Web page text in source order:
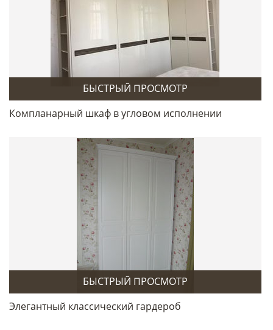
БЫСТРЫЙ ПРОСМОТР
Компланарный шкаф в угловом исполнении
БЫСТРЫЙ ПРОСМОТР
Элегантный классический гардероб